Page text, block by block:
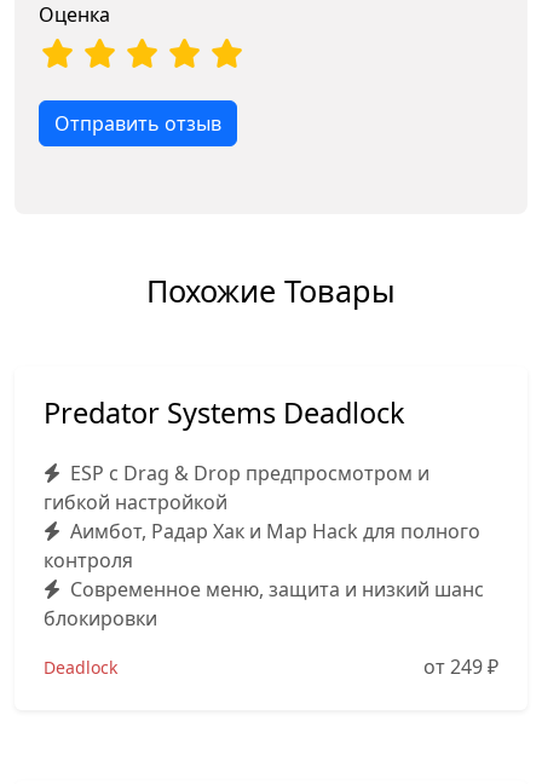
Оценка
Отправить отзыв
Похожие Товары
Predator Systems Deadlock
ESP с Drag & Drop предпросмотром и
гибкой настройкой
Аимбот, Радар Хак и Map Hack для полного
контроля
Современное меню, защита и низкий шанс
блокировки
Deadlock от 249₽